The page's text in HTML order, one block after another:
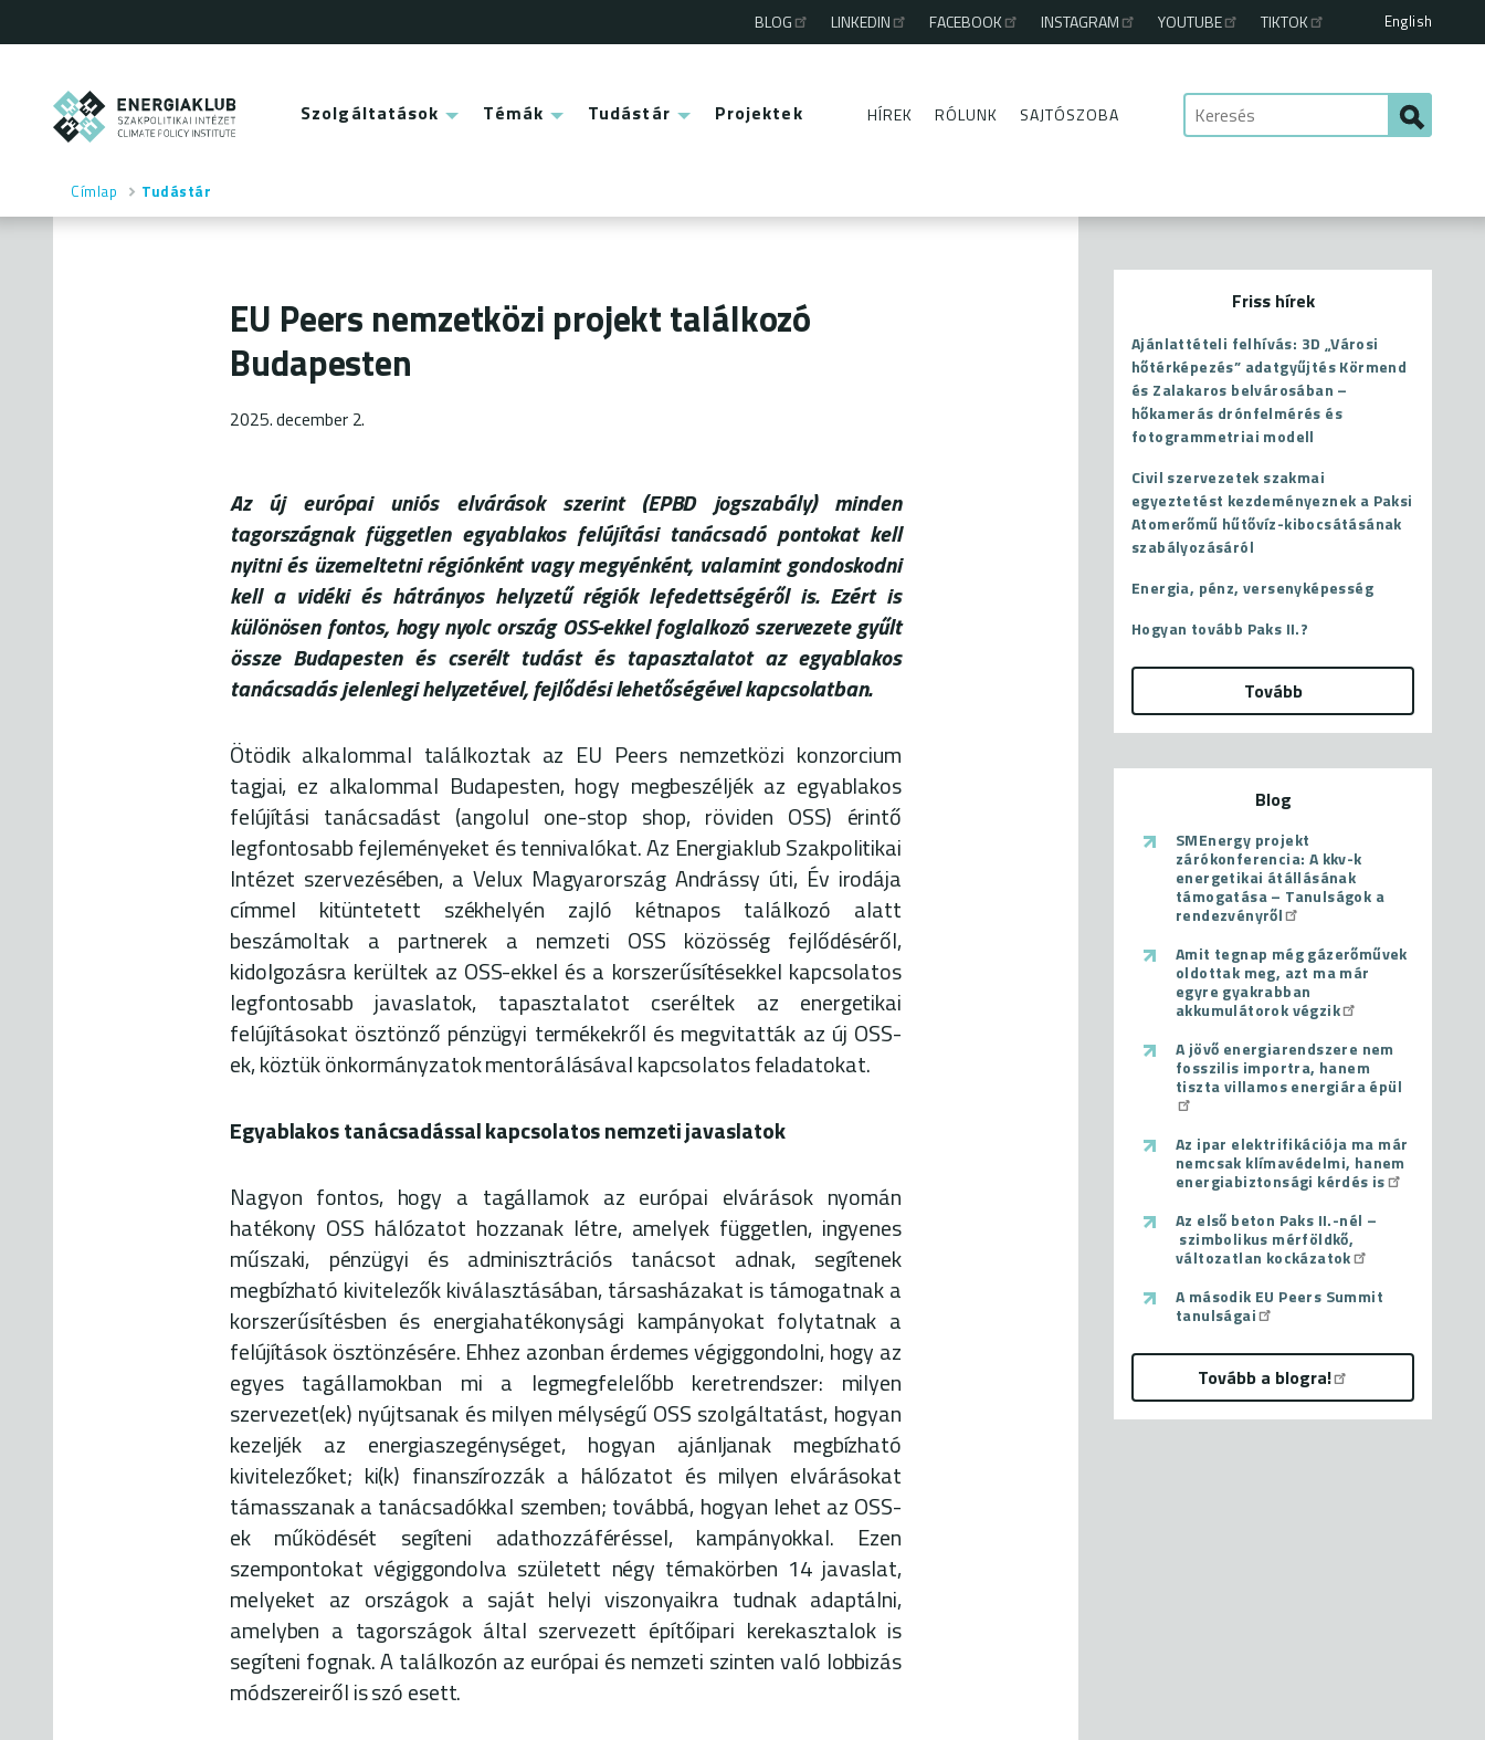
a
ENERGIAKLUB
English
Main
menu
Szolgáltatások Témák Tudástár Projektek HÍREK RÓLUNK SAJTÓSZOBA
Third
BLOG LINKEDIN FACEBOOK INSTAGRAM YOUTUBE TIKTOK
Morzsa
Címlap Tudástár
EU Peers nemzetközi projekt találkozó
Budapesten
2025. december 2.
Az új európai uniós elvárások szerint (EPBD jogszabály) minden
tagországnak független egyablakos felújítási tanácsadó pontokat kell
nyitni és üzemeltetni régiónként vagy megyénként, valamint gondoskodni
kell a vidéki és hátrányos helyzetű régiók lefedettségéről is. Ezért is
különösen fontos, hogy nyolc ország OSS-ekkel foglalkozó szervezete gyűlt
össze Budapesten és cserélt tudást és tapasztalatot az egyablakos
tanácsadás jelenlegi helyzetével, fejlődési lehetőségével kapcsolatban.
Ötödik alkalommal találkoztak az EU Peers nemzetközi konzorcium
tagjai, ez alkalommal Budapesten, hogy megbeszéljék az egyablakos
felújítási tanácsadást (angolul one-stop shop, röviden OSS) érintő
legfontosabb fejleményeket és tennivalókat. Az Energiaklub Szakpolitikai
Intézet szervezésében, a Velux Magyarország Andrássy úti, Év irodája
címmel kitüntetett székhelyén zajló kétnapos találkozó alatt
beszámoltak a partnerek a nemzeti OSS közösség fejlődéséről,
kidolgozásra kerültek az OSS-ekkel és a korszerűsítésekkel kapcsolatos
legfontosabb javaslatok, tapasztalatot cseréltek az energetikai
felújításokat ösztönző pénzügyi termékekről és megvitatták az új OSS-
ek, köztük önkormányzatok mentorálásával kapcsolatos feladatokat.
Egyablakos tanácsadással kapcsolatos nemzeti javaslatok
Nagyon fontos, hogy a tagállamok az európai elvárások nyomán
hatékony OSS hálózatot hozzanak létre, amelyek független, ingyenes
műszaki, pénzügyi és adminisztrációs tanácsot adnak, segítenek
megbízható kivitelezők kiválasztásában, társasházakat is támogatnak a
korszerűsítésben és energiahatékonysági kampányokat folytatnak a
felújítások ösztönzésére. Ehhez azonban érdemes végiggondolni, hogy az
egyes tagállamokban mi a legmegfelelőbb keretrendszer: milyen
szervezet(ek) nyújtsanak és milyen mélységű OSS szolgáltatást, hogyan
kezeljék az energiaszegénységet, hogyan ajánljanak megbízható
kivitelezőket; ki(k) finanszírozzák a hálózatot és milyen elvárásokat
támasszanak a tanácsadókkal szemben; továbbá, hogyan lehet az OSS-
ek működését segíteni adathozzáféréssel, kampányokkal. Ezen
szempontokat végiggondolva született négy témakörben 14 javaslat,
melyeket az országok a saját helyi viszonyaikra tudnak adaptálni,
amelyben a tagországok által szervezett építőipari kerekasztalok is
segíteni fognak. A találkozón az európai és nemzeti szinten való lobbizás
módszereiről is szó esett.
Friss hírek
Ajánlattételi felhívás: 3D „Városi
hőtérképezés” adatgyűjtés Körmend
és Zalakaros belvárosában –
hőkamerás drónfelmérés és
fotogrammetriai modell
Civil szervezetek szakmai
egyeztetést kezdeményeznek a Paksi
Atomerőmű hűtővíz-kibocsátásának
szabályozásáról
Energia, pénz, versenyképesség
Hogyan tovább Paks II.?
Tovább
Blog
SMEnergy projekt
zárókonferencia: A kkv-k
energetikai átállásának
támogatása – Tanulságok a
rendezvényről
Amit tegnap még gázerőművek
oldottak meg, azt ma már
egyre gyakrabban
akkumulátorok végzik
A jövő energiarendszere nem
fosszilis importra, hanem
tiszta villamos energiára épül
Az ipar elektrifikációja ma már
nemcsak klímavédelmi, hanem
energiabiztonsági kérdés is
Az első beton Paks II.-nél –
szimbolikus mérföldkő,
változatlan kockázatok
A második EU Peers Summit
tanulságai
Tovább a blogra!